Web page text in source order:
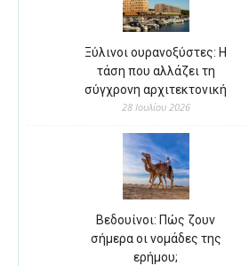
Ξύλινοι ουρανοξύστες: Η
τάση που αλλάζει τη
σύγχρονη αρχιτεκτονική
28 Ιουλίου 2026
Βεδουίνοι: Πώς ζουν
σήμερα οι νομάδες της
ερήμου;